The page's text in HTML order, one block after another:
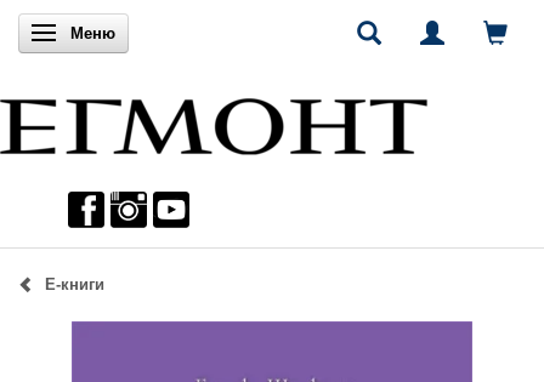
Включи навигацията
Меню
Е-книги